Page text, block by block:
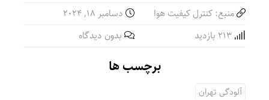
منبع: کنترل کیفیت هوا
دسامبر 18, 2024
بدون دیدگاه
برچسب ها
آلودگی تهران